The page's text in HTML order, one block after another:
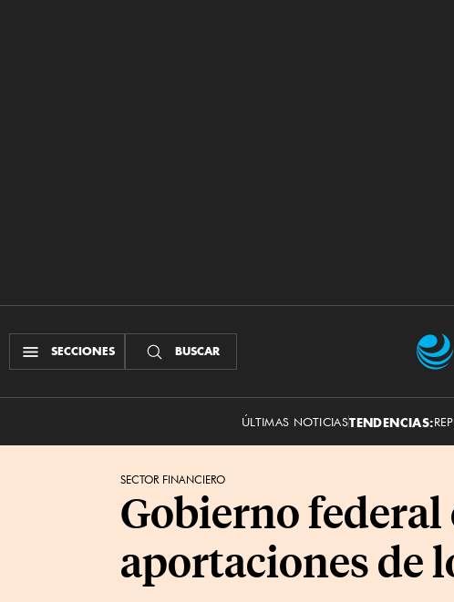
SECCIONES BUSCAR
ÚLTIMAS NOTICIASTENDENCIAS:
SECTOR FINANCIERO
Gobierno
aportaciones de